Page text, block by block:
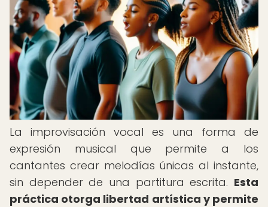
La improvisación vocal es una forma de
expresión musical que permite a los
cantantes crear melodías únicas al instante,
sin depender de una partitura escrita. Esta
práctica otorga libertad artística y permite